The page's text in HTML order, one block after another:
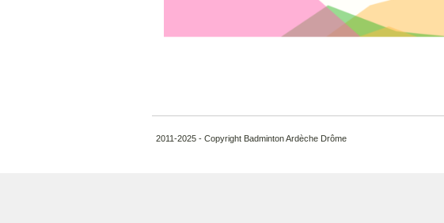
2011-2025 - Copyright Badminton Ardèche Drôme